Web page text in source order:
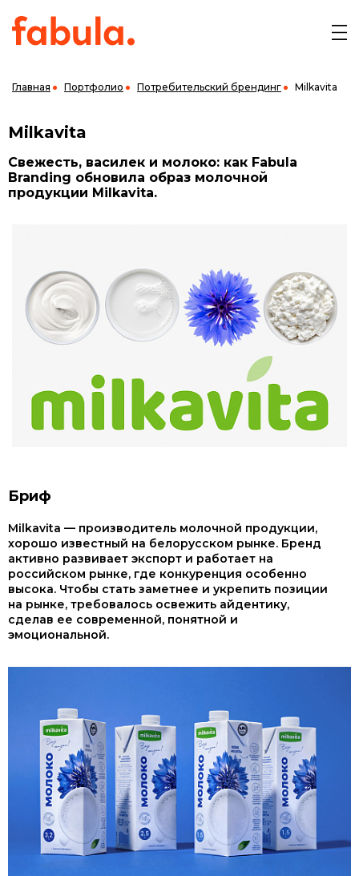
Главная Портфолио Потребительский брендинг Milkavita
Milkavita
Свежесть, василек и молоко: как Fabula
Branding обновила образ молочной
продукции Milkavita.
Бриф
Milkavita — производитель молочной продукции,
хорошо известный на белорусском рынке. Бренд
активно развивает экспорт и работает на
российском рынке, где конкуренция особенно
высока. Чтобы стать заметнее и укрепить позиции
на рынке, требовалось освежить айдентику,
сделав ее современной, понятной и
эмоциональной.